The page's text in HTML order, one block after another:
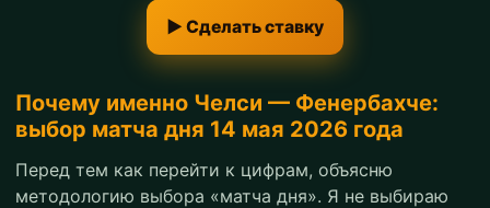
▶ Сделать ставку
Почему именно Челси — Фенербахче:
выбор матча дня 14 мая 2026 года
Перед тем как перейти к цифрам, объясню
методологию выбора «матча дня». Я не выбираю